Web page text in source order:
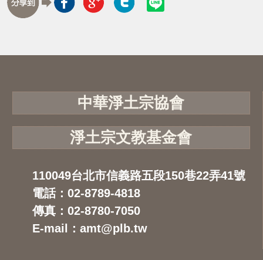
中華淨土宗協會
淨土宗文教基金會
110049台北市信義路五段150巷22弄41號
電話：02-8789-4818
傳真：02-8780-7050
E-mail：amt@plb.tw